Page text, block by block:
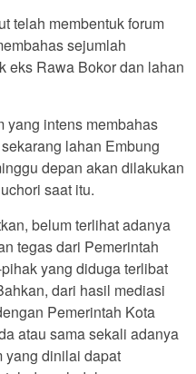
telah membentuk forum
sejumlah
eks Rawa Bokor dan lahan
yang intens membahas
lahan Embung
depan akan dilakukan
saat itu.
belum terlihat adanya
tegas dari Pemerintah
yang diduga terlibat
dari hasil mediasi
Pemerintah Kota
atau sama sekali adanya
yang dinilai dapat